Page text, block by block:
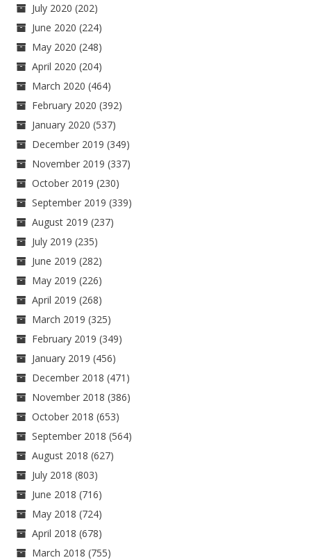
July 2020 (202)
June 2020 (224)
May 2020 (248)
April 2020 (204)
March 2020 (464)
February 2020 (392)
January 2020 (537)
December 2019 (349)
November 2019 (337)
October 2019 (230)
September 2019 (339)
August 2019 (237)
July 2019 (235)
June 2019 (282)
May 2019 (226)
April 2019 (268)
March 2019 (325)
February 2019 (349)
January 2019 (456)
December 2018 (471)
November 2018 (386)
October 2018 (653)
September 2018 (564)
August 2018 (627)
July 2018 (803)
June 2018 (716)
May 2018 (724)
April 2018 (678)
March 2018 (755)